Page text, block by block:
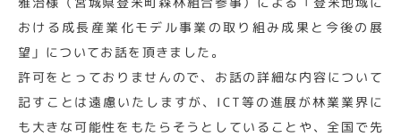
おける成長産業化モデル事業の取り組み成果と今後の展
望」についてお話を頂きました。
許可をとっておりませんので、お話の詳細な内容について
記すことは遠慮いたしますが、ICT等の進展が林業業界に
も大きな可能性をもたらそうとしていることや、全国で先